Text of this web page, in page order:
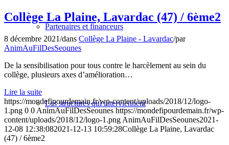
Partenaires et financeurs
Les structures qui interviennent
Collège La Plaine, Lavardac (47) / 6ème2
8 décembre 2021/dans Collège La Plaine - Lavardac/par
AnimAuFilDesSeounes
De la sensibilisation pour tous contre le harcèlement au sein du
collège, plusieurs axes d’amélioration…
Lire la suite
https://mondefipourdemain.fr/wp-content/uploads/2018/12/logo-
1.png 0 0 AnimAuFilDesSeounes https://mondefipourdemain.fr/wp-
content/uploads/2018/12/logo-1.png AnimAuFilDesSeounes2021-
12-08 12:38:082021-12-13 10:59:28Collège La Plaine, Lavardac
(47) / 6ème2